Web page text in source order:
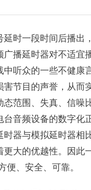
时一段时间后播出
播延时器对不适宜
听众的一些不健康
节目的声誉，从而
范围、失真、信噪
音频设备的数字化
器与模拟延时器相
大的优越性。因此
便、安全、可靠。